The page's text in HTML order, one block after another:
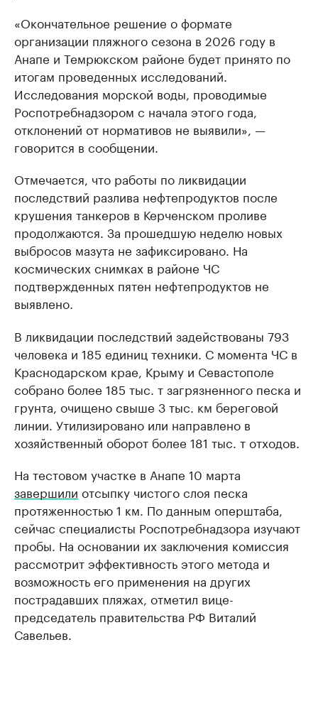
«Окончательное решение о формате
организации пляжного сезона в 2026 году в
Анапе и Темрюкском районе будет принято по
итогам проведенных исследований.
Исследования морской воды, проводимые
Роспотребнадзором с начала этого года,
отклонений от нормативов не выявили», —
говорится в сообщении.
Отмечается, что работы по ликвидации
последствий разлива нефтепродуктов после
крушения танкеров в Керченском проливе
продолжаются. За прошедшую неделю новых
выбросов мазута не зафиксировано. На
космических снимках в районе ЧС
подтвержденных пятен нефтепродуктов не
выявлено.
В ликвидации последствий задействованы 793
человека и 185 единиц техники. С момента ЧС в
Краснодарском крае, Крыму и Севастополе
собрано более 185 тыс. т загрязненного песка и
грунта, очищено свыше 3 тыс. км береговой
линии. Утилизировано или направлено в
хозяйственный оборот более 181 тыс. т отходов.
На тестовом участке в Анапе 10 марта
завершили отсыпку чистого слоя песка
протяженностью 1 км. По данным оперштаба,
сейчас специалисты Роспотребнадзора изучают
пробы. На основании их заключения комиссия
рассмотрит эффективность этого метода и
возможность его применения на других
пострадавших пляжах, отметил вице-
председатель правительства РФ Виталий
Савельев.